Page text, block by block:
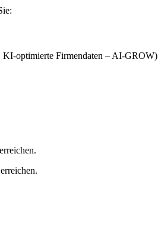
KI-optimierte Firmendaten – AI-GROW)